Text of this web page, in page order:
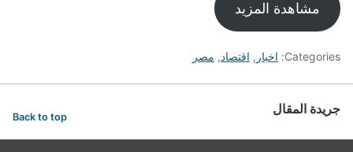
مشاهدة المزيد
Categories: اخبار , اقتصاد, مصر
جريدة المقال Back to top